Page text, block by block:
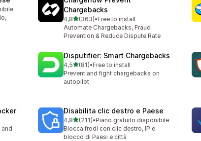
Chargebacks
4,8stelle su 5
(363)
363 recensioni totali
•Free to install
Automate Chargebacks, Fraud
Prevention & Reduce Dispute Rate
Disputifier: Smart Chargebacks
4,5stelle su 5
(81)
81 recensioni totali
•Free to install
Prevent and fight chargebacks on
autopilot
Disabilita clic destro e Paese
4,8stelle su 5
(211)
211 recensioni totali
•Piano gratuito disponibile
Blocca frodi con clic destro, IP e
blocco di Paesi e città